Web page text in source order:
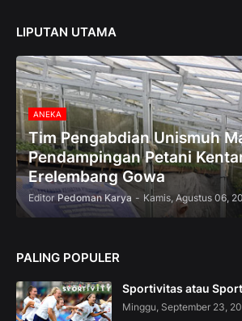
0
%
O
f
f
LIPUTAN UTAMA
ANEKA
Tim Pengabdian Unismuh
Pendampingan Petani
Erelembang Gowa
Editor Pedoman Karya - Kamis, Agustus 06,
PALING POPULER
Sportivitas atau
Minggu, September 23,